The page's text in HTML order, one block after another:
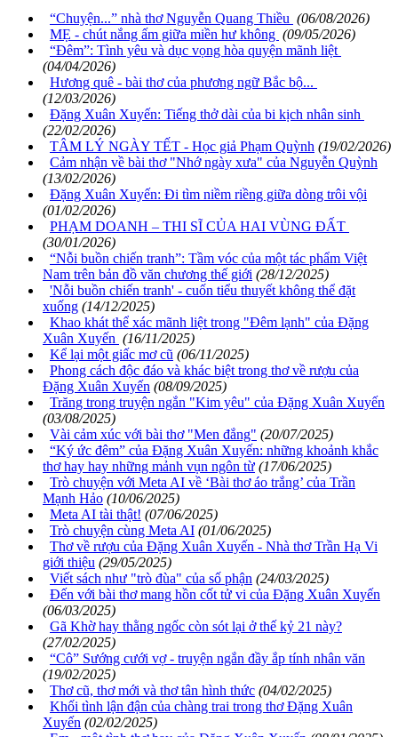
“Chuyện...” nhà thơ Nguyễn Quang Thiều (06/08/2026)
MẸ - chút nắng ấm giữa miền hư không (09/05/2026)
“Đêm”: Tình yêu và dục vọng hòa quyện mãnh liệt
(04/04/2026)
Hương quê - bài thơ của phương ngữ Bắc bộ...
(12/03/2026)
Đặng Xuân Xuyến: Tiếng thở dài của bi kịch nhân sinh
(22/02/2026)
TÂM LÝ NGÀY TẾT - Học giả Phạm Quỳnh (19/02/2026)
Cảm nhận về bài thơ "Nhớ ngày xưa" của Nguyễn Quỳnh
(13/02/2026)
Đặng Xuân Xuyến: Đi tìm niềm riềng giữa dòng trôi vội
(01/02/2026)
PHẠM DOANH – THI SĨ CỦA HAI VÙNG ĐẤT
(30/01/2026)
“Nỗi buồn chiến tranh”: Tầm vóc của một tác phẩm Việt
Nam trên bản đồ văn chương thế giới (28/12/2025)
'Nỗi buồn chiến tranh' - cuốn tiểu thuyết không thể đặt
xuống (14/12/2025)
Khao khát thể xác mãnh liệt trong "Đêm lạnh" của Đặng
Xuân Xuyến (16/11/2025)
Kể lại một giấc mơ cũ (06/11/2025)
Phong cách độc đáo và khác biệt trong thơ về rượu của
Đặng Xuân Xuyến (08/09/2025)
Trăng trong truyện ngắn "Kim yêu" của Đặng Xuân Xuyến
(03/08/2025)
Vài cảm xúc với bài thơ "Men đắng" (20/07/2025)
“Ký ức đêm” của Đặng Xuân Xuyến: những khoảnh khắc
thơ hay hay những mảnh vụn ngôn từ (17/06/2025)
Trò chuyện với Meta AI về ‘Bài thơ áo trắng’ của Trần
Mạnh Hảo (10/06/2025)
Meta AI tài thật! (07/06/2025)
Trò chuyện cùng Meta AI (01/06/2025)
Thơ về rượu của Đặng Xuân Xuyến - Nhà thơ Trần Hạ Vi
giới thiệu (29/05/2025)
Viết sách như "trò đùa" của số phận (24/03/2025)
Đến với bài thơ mang hồn cốt tử vi của Đặng Xuân Xuyến
(06/03/2025)
Gã Khờ hay thằng ngốc còn sót lại ở thế kỷ 21 này?
(27/02/2025)
“Cô” Sướng cưới vợ - truyện ngắn đầy ắp tính nhân văn
(19/02/2025)
Thơ cũ, thơ mới và thơ tân hình thức (04/02/2025)
Khối tình lận đận của chàng trai trong thơ Đặng Xuân
Xuyến (02/02/2025)